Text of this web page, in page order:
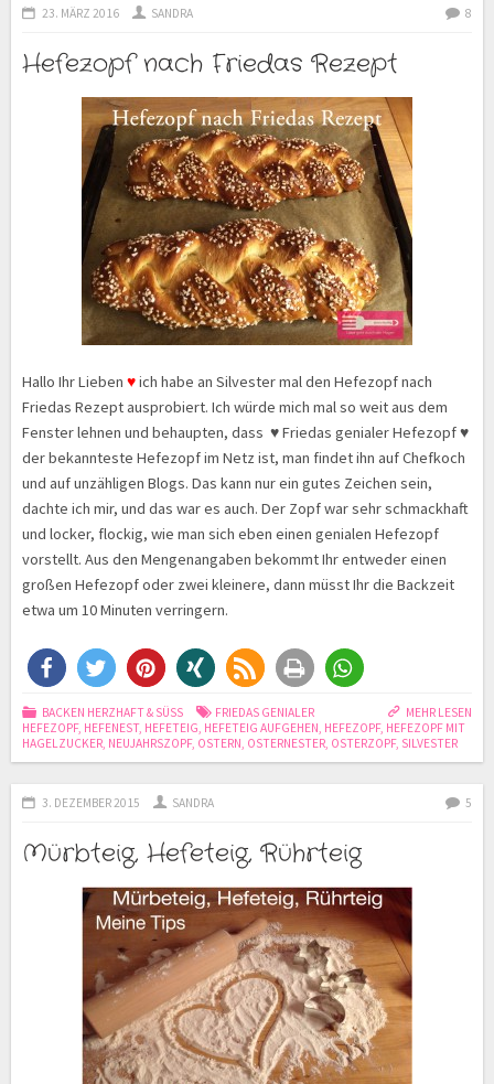
23. MÄRZ 2016 SANDRA 8
Hefezopf nach Friedas Rezept
Hallo Ihr Lieben ♥ich habe an Silvester mal den Hefezopf nach
Friedas Rezept ausprobiert. Ich würde mich mal so weit aus dem
Fenster lehnen und behaupten, dass ♥ Friedas genialer Hefezopf ♥
der bekannteste Hefezopf im Netz ist, man findet ihn auf Chefkoch
und auf unzähligen Blogs. Das kann nur ein gutes Zeichen sein,
dachte ich mir, und das war es auch. Der Zopf war sehr schmackhaft
und locker, flockig, wie man sich eben einen genialen Hefezopf
vorstellt. Aus den Mengenangaben bekommt Ihr entweder einen
großen Hefezopf oder zwei kleinere, dann müsst Ihr die Backzeit
etwa um 10 Minuten verringern.
MEHR LESEN
BACKEN HERZHAFT & SÜSS
FRIEDAS GENIALER
HEFEZOPF, HEFENEST, HEFETEIG, HEFETEIG AUFGEHEN, HEFEZOPF, HEFEZOPF MIT
HAGELZUCKER, NEUJAHRSZOPF, OSTERN, OSTERNESTER, OSTERZOPF, SILVESTER
3. DEZEMBER 2015 SANDRA 5
Mürbteig, Hefeteig, Rührteig